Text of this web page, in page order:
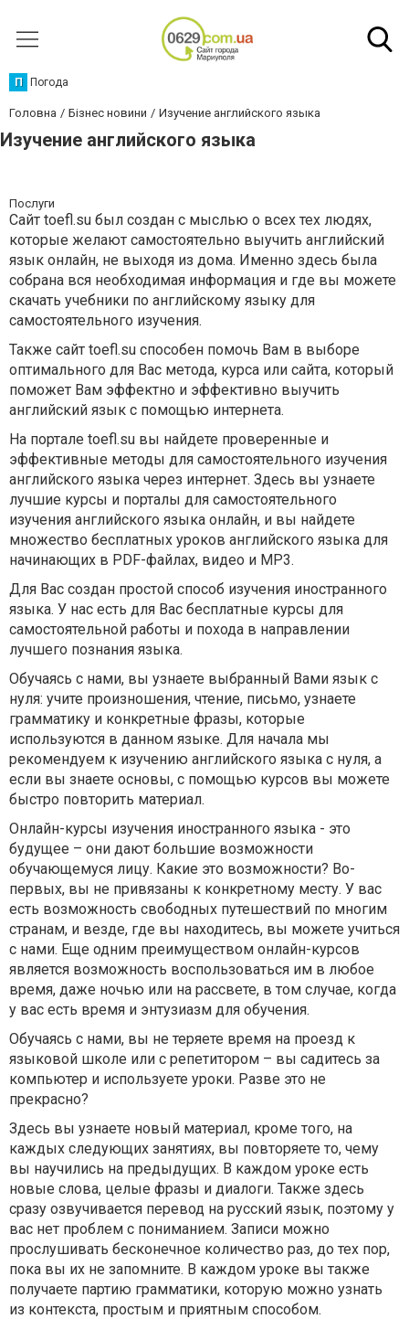
П Погода
Головна Бізнес новини Изучение английского языка
Изучение английского языка
Послуги
Сайт toefl.su был создан с мыслью о всех тех людях,
которые желают самостоятельно выучить английский
язык онлайн, не выходя из дома. Именно здесь была
собрана вся необходимая информация и где вы можете
скачать учебники по английскому языку для
самостоятельного изучения.
Также сайт toefl.su способен помочь Вам в выборе
оптимального для Вас метода, курса или сайта, который
поможет Вам эффектно и эффективно выучить
английский язык с помощью интернета.
На портале toefl.su вы найдете проверенные и
эффективные методы для самостоятельного изучения
английского языка через интернет. Здесь вы узнаете
лучшие курсы и порталы для самостоятельного
изучения английского языка онлайн, и вы найдете
множество бесплатных уроков английского языка для
начинающих в PDF-файлах, видео и MP3.
Для Вас создан простой способ изучения иностранного
языка. У нас есть для Вас бесплатные курсы для
самостоятельной работы и похода в направлении
лучшего познания языка.
Обучаясь с нами, вы узнаете выбранный Вами язык с
нуля: учите произношения, чтение, письмо, узнаете
грамматику и конкретные фразы, которые
используются в данном языке. Для начала мы
рекомендуем к изучению английского языка с нуля, а
если вы знаете основы, с помощью курсов вы можете
быстро повторить материал.
Онлайн-курсы изучения иностранного языка - это
будущее – они дают большие возможности
обучающемуся лицу. Какие это возможности? Во-
первых, вы не привязаны к конкретному месту. У вас
есть возможность свободных путешествий по многим
странам, и везде, где вы находитесь, вы можете учиться
с нами. Еще одним преимуществом онлайн-курсов
является возможность воспользоваться им в любое
время, даже ночью или на рассвете, в том случае, когда
у вас есть время и энтузиазм для обучения.
Обучаясь с нами, вы не теряете время на проезд к
языковой школе или с репетитором – вы садитесь за
компьютер и используете уроки. Разве это не
прекрасно?
Здесь вы узнаете новый материал, кроме того, на
каждых следующих занятиях, вы повторяете то, чему
вы научились на предыдущих. В каждом уроке есть
новые слова, целые фразы и диалоги. Также здесь
сразу озвучивается перевод на русский язык, поэтому у
вас нет проблем с пониманием. Записи можно
прослушивать бесконечное количество раз, до тех пор,
пока вы их не запомните. В каждом уроке вы также
получаете партию грамматики, которую можно узнать
из контекста, простым и приятным способом.